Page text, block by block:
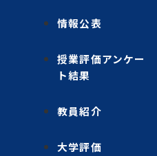
情報公表
授業評価アンケー
ト結果
教員紹介
大学評価